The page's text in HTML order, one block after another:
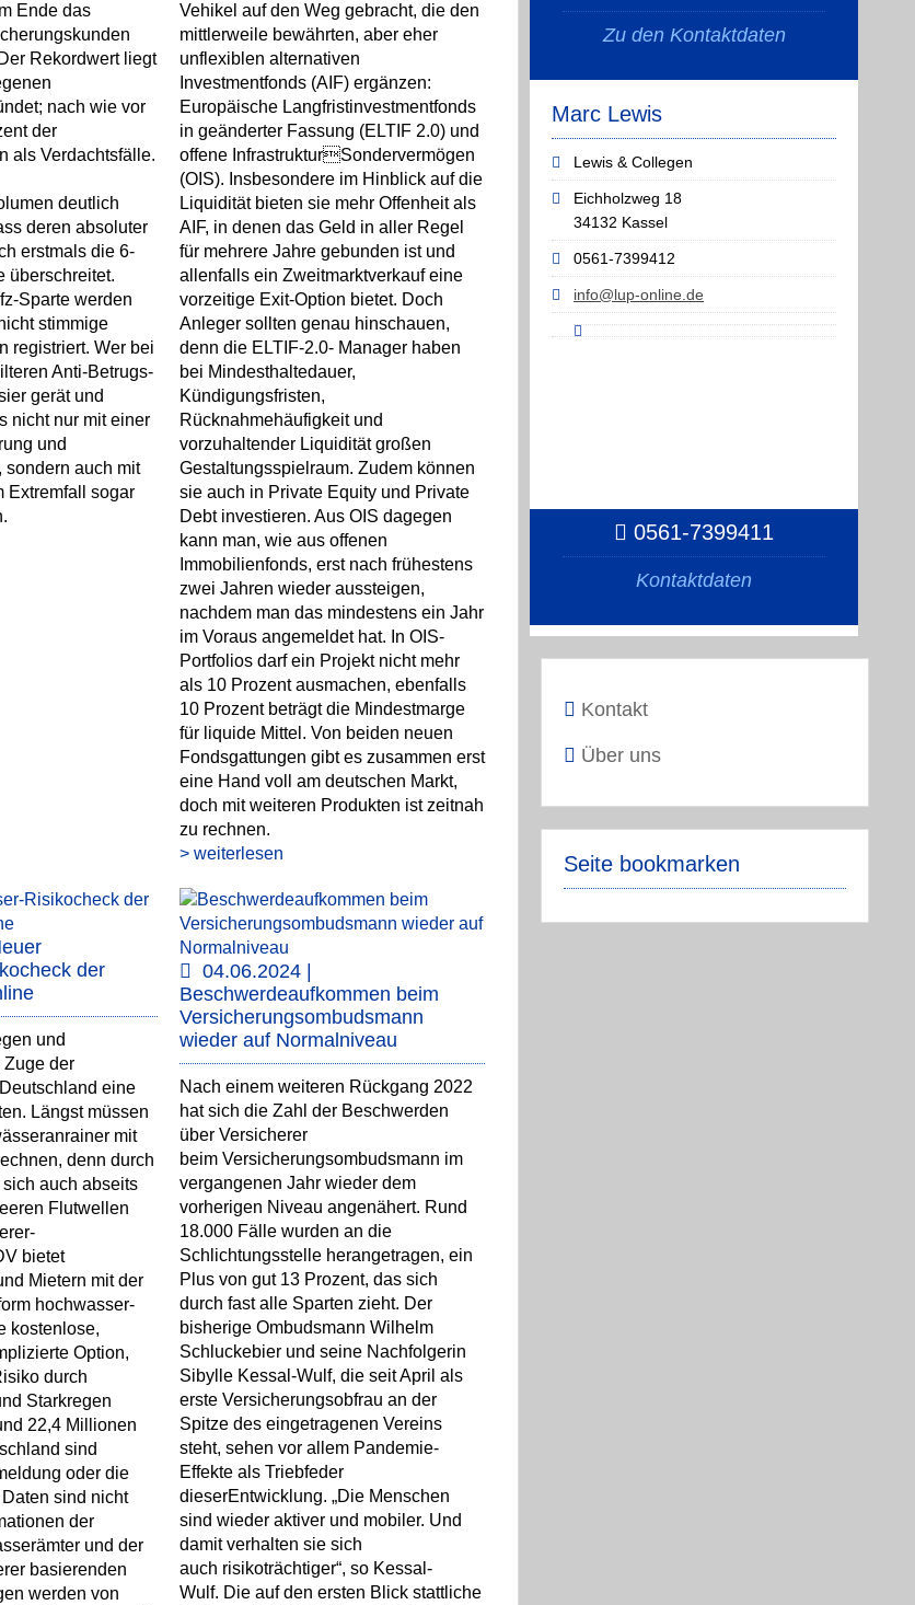
Zu den Kontaktdaten
Marc Lewis
Lewis & Collegen
Eichholzweg 18
34132 Kassel
0561-7399412
info@lup-online.de
0561-7399411
Kontaktdaten
Kontakt
Über uns
Seite bookmarken
Ende das
Rekordwert liegt
nach wie vor
der
als Verdachtsfälle.
deutlich
deren absoluter
erstmals die 6-
überschreitet.
Sparte werden
stimmige
registriert. Wer bei
Anti-Betrugs-
gerät und
nicht nur mit einer
und
sondern auch mit
Extremfall sogar
Vehikel auf den Weg gebracht, die den
mittlerweile bewährten, aber eher
unflexiblen alternativen
Investmentfonds (AIF) ergänzen:
Europäische Langfristinvestmentfonds
in geänderter Fassung (ELTIF 2.0) und
offene InfrastrukturSondervermögen
(OIS). Insbesondere im Hinblick auf die
Liquidität bieten sie mehr Offenheit als
AIF, in denen das Geld in aller Regel
für mehrere Jahre gebunden ist und
allenfalls ein Zweitmarktverkauf eine
vorzeitige Exit-Option bietet. Doch
Anleger sollten genau hinschauen,
denn die ELTIF-2.0- Manager haben
bei Mindesthaltedauer,
Kündigungsfristen,
Rücknahmehäufigkeit und
vorzuhaltender Liquidität großen
Gestaltungsspielraum. Zudem können
sie auch in Private Equity und Private
Debt investieren. Aus OIS dagegen
kann man, wie aus offenen
Immobilienfonds, erst nach frühestens
zwei Jahren wieder aussteigen,
nachdem man das mindestens ein Jahr
im Voraus angemeldet hat. In OIS-
Portfolios darf ein Projekt nicht mehr
als 10 Prozent ausmachen, ebenfalls
10 Prozent beträgt die Mindestmarge
für liquide Mittel. Von beiden neuen
Fondsgattungen gibt es zusammen erst
eine Hand voll am deutschen Markt,
doch mit weiteren Produkten ist zeitnah
zu rechnen.
> weiterlesen
der
und
Zuge der
eine
Längst müssen
mit
denn durch
auch abseits
Flutwellen
bietet
Mietern mit der
hochwasser-
kostenlose,
Option,
durch
Starkregen
22,4 Millionen
sind
oder die
sind nicht
der
und der
basierenden
werden von
04.06.2024 |
Beschwerdeaufkommen beim
Versicherungsombudsmann
wieder auf Normalniveau
Nach einem weiteren Rückgang 2022
hat sich die Zahl der Beschwerden
über Versicherer
beim Versicherungsombudsmann im
vergangenen Jahr wieder dem
vorherigen Niveau angenähert. Rund
18.000 Fälle wurden an die
Schlichtungsstelle herangetragen, ein
Plus von gut 13 Prozent, das sich
durch fast alle Sparten zieht. Der
bisherige Ombudsmann Wilhelm
Schluckebier und seine Nachfolgerin
Sibylle Kessal-Wulf, die seit April als
erste Versicherungsobfrau an der
Spitze des eingetragenen Vereins
steht, sehen vor allem Pandemie-
Effekte als Triebfeder
dieserEntwicklung. „Die Menschen
sind wieder aktiver und mobiler. Und
damit verhalten sie sich
auch risikoträchtiger“, so Kessal-
Wulf. Die auf den ersten Blick stattliche